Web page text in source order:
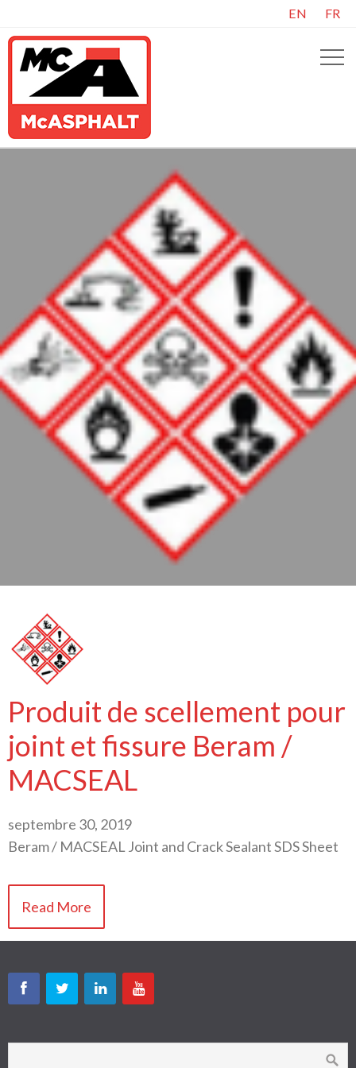
EN FR
Produit de scellement pour
joint et fissure Beram /
MACSEAL
septembre 30, 2019
Beram / MACSEAL Joint and Crack Sealant SDS Sheet
Read More